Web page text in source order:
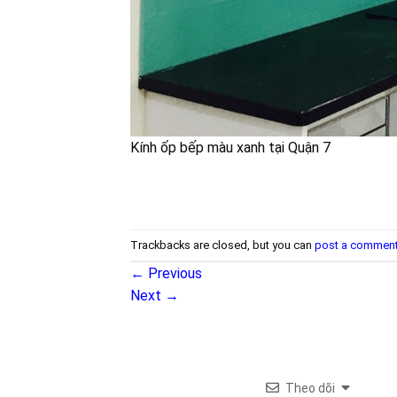
Kính ốp bếp màu xanh tại Quận 7
Trackbacks are closed, but you can post a
← Previous
Next →
Theo dõi